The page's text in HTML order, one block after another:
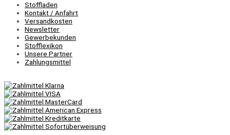
Stoffladen
Kontakt / Anfahrt
Versandkosten
Newsletter
Gewerbekunden
Stofflexikon
Unsere Partner
Zahlungsmittel